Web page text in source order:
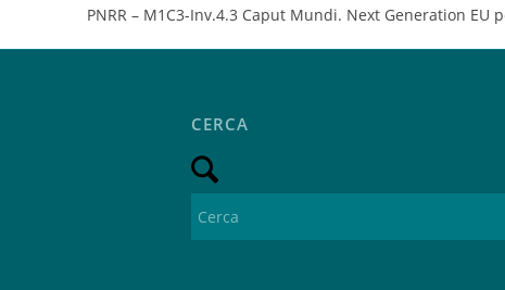
PNRR – M1C3-Inv.4.3 Caput Mundi. Next Generation
CERCA